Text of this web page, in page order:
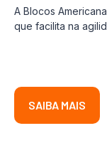
A Blocos
que facilita na
SAIBA MAIS